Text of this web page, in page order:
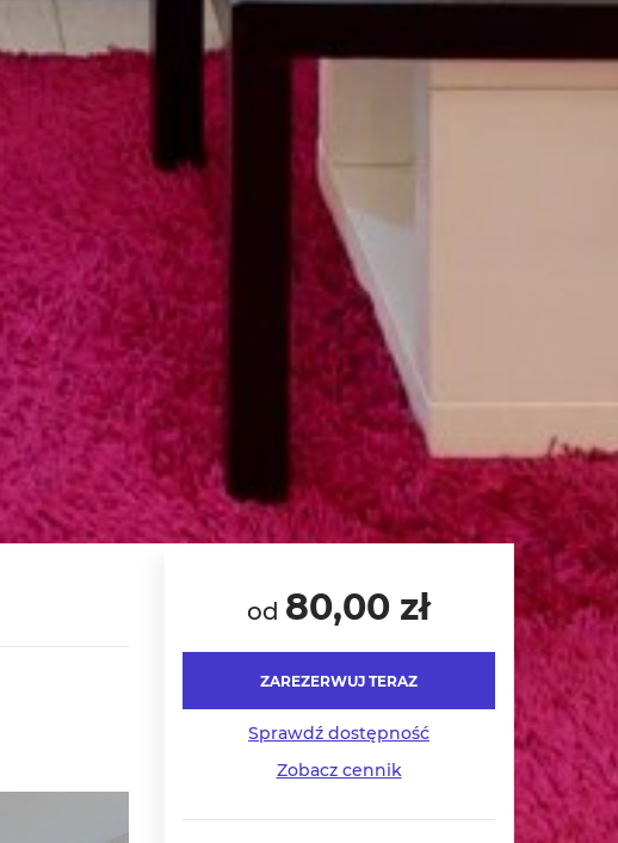
od 80,00 zł
ZAREZERWUJ TERAZ
Sprawdź dostępność
Zobacz cennik